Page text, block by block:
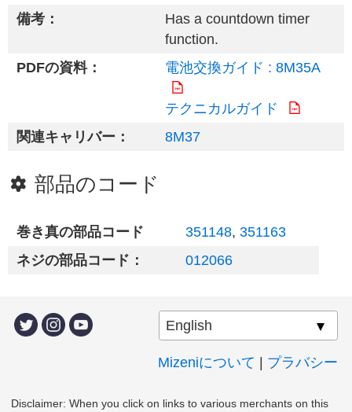
備考：
Has a countdown timer
function.
PDFの資料：
電池交換ガイド : 8M35A
テクニカルガイド
関連キャリバー：
8M37
部品のコード
巻き真の部品コード 351148, 351163
ネジの部品コード：
012066
Mizeniについて | プラバシー
Disclaimer: When you click on links to various merchants on this